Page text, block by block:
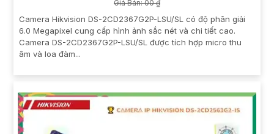
Giá Bán: 00 ₫
Camera Hikvision DS-2CD2367G2P-LSU/SL có độ phân giải
6.0 Megapixel cung cấp hình ảnh sắc nét và chi tiết cao.
Camera DS-2CD2367G2P-LSU/SL được tích hợp micro thu
âm và loa đàm...